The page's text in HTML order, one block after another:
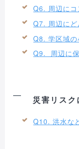
Q6. 周辺にコ
Q7. 周辺にど
Q8. 学区域の
Q9. 周辺に
災害リスク
Q10. 洪水な